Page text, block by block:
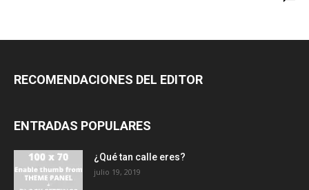
RECOMENDACIONES DEL EDITOR
ENTRADAS POPULARES
¿Qué tan calle eres?
julio 19, 2019